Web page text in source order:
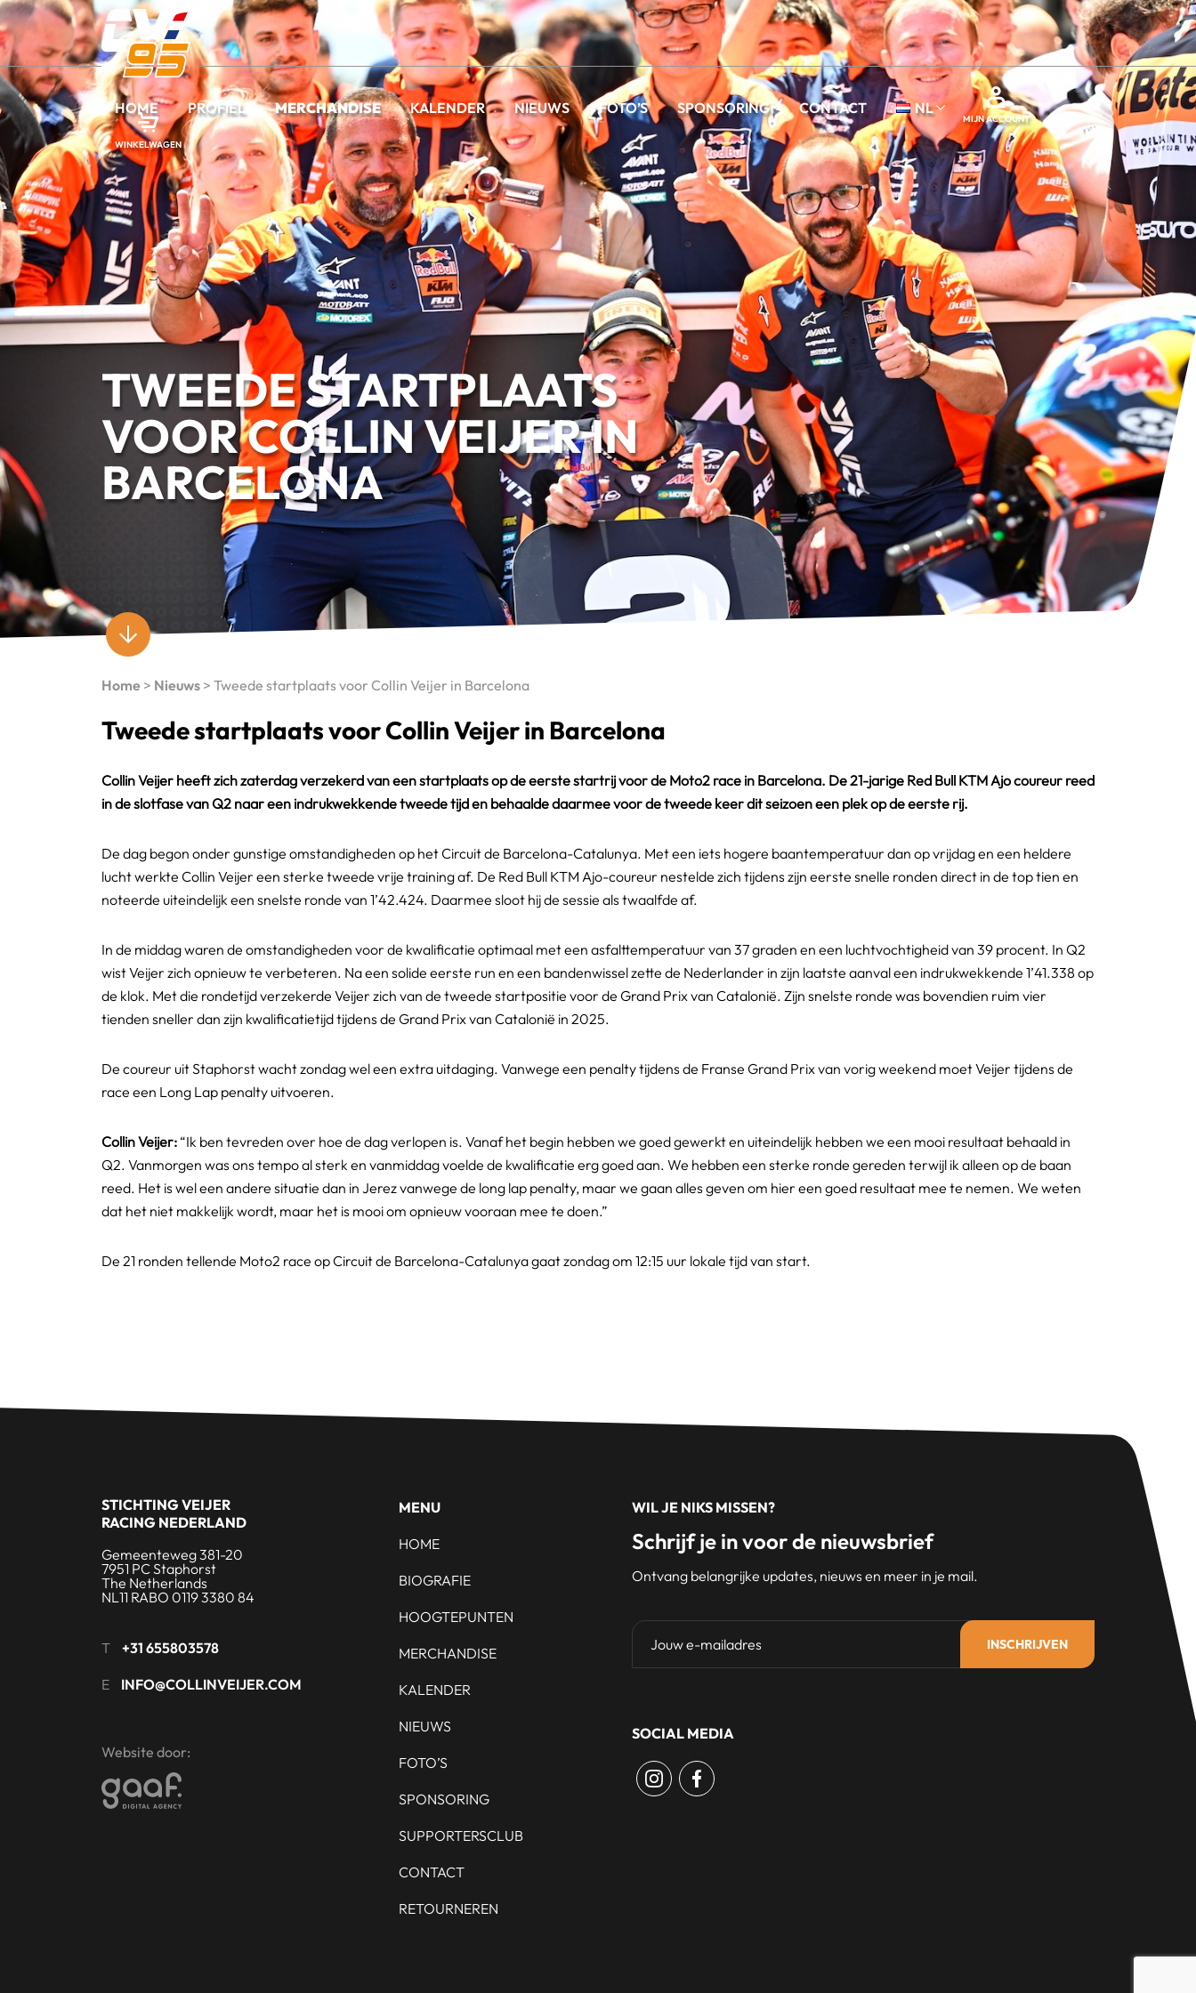
HOME PROFIEL MERCHANDISE KALENDER NIEUWS FOTO’S SPONSORING CONTACT NL
MIJN ACCOUNT
WINKELWAGEN
TWEEDE STARTPLAATS
VOOR COLLIN VEIJER IN
BARCELONA
Home > Nieuws > Tweede startplaats voor Collin Veijer in Barcelona
Tweede startplaats voor Collin Veijer in Barcelona
Collin Veijer heeft zich zaterdag verzekerd van een startplaats op de eerste startrij voor de Moto2 race in Barcelona. De 21-jarige Red Bull KTM Ajo coureur reed
in de slotfase van Q2 naar een indrukwekkende tweede tijd en behaalde daarmee voor de tweede keer dit seizoen een plek op de eerste rij.
De dag begon onder gunstige omstandigheden op het Circuit de Barcelona-Catalunya. Met een iets hogere baantemperatuur dan op vrijdag en een heldere
lucht werkte Collin Veijer een sterke tweede vrije training af. De Red Bull KTM Ajo-coureur nestelde zich tijdens zijn eerste snelle ronden direct in de top tien en
noteerde uiteindelijk een snelste ronde van 1’42.424. Daarmee sloot hij de sessie als twaalfde af.
In de middag waren de omstandigheden voor de kwalificatie optimaal met een asfalttemperatuur van 37 graden en een luchtvochtigheid van 39 procent. In Q2
wist Veijer zich opnieuw te verbeteren. Na een solide eerste run en een bandenwissel zette de Nederlander in zijn laatste aanval een indrukwekkende 1’41.338 op
de klok. Met die rondetijd verzekerde Veijer zich van de tweede startpositie voor de Grand Prix van Catalonië. Zijn snelste ronde was bovendien ruim vier
tienden sneller dan zijn kwalificatietijd tijdens de Grand Prix van Catalonië in 2025.
De coureur uit Staphorst wacht zondag wel een extra uitdaging. Vanwege een penalty tijdens de Franse Grand Prix van vorig weekend moet Veijer tijdens de
race een Long Lap penalty uitvoeren.
Collin Veijer: “Ik ben tevreden over hoe de dag verlopen is. Vanaf het begin hebben we goed gewerkt en uiteindelijk hebben we een mooi resultaat behaald in
Q2. Vanmorgen was ons tempo al sterk en vanmiddag voelde de kwalificatie erg goed aan. We hebben een sterke ronde gereden terwijl ik alleen op de baan
reed. Het is wel een andere situatie dan in Jerez vanwege de long lap penalty, maar we gaan alles geven om hier een goed resultaat mee te nemen. We weten
dat het niet makkelijk wordt, maar het is mooi om opnieuw vooraan mee te doen.”
De 21 ronden tellende Moto2 race op Circuit de Barcelona-Catalunya gaat zondag om 12:15 uur lokale tijd van start.
STICHTING VEIJER
RACING NEDERLAND
Gemeenteweg 381-20
7951 PC Staphorst
The Netherlands
NL11 RABO 0119 3380 84
T +31 655803578
E INFO@COLLINVEIJER.COM
Website door:
MENU
HOME
BIOGRAFIE
HOOGTEPUNTEN
MERCHANDISE
KALENDER
NIEUWS
FOTO’S
SPONSORING
SUPPORTERSCLUB
CONTACT
RETOURNEREN
WIL JE NIKS MISSEN?
Schrijf je in voor de nieuwsbrief
Ontvang belangrijke updates, nieuws en meer in je mail.
SOCIAL MEDIA